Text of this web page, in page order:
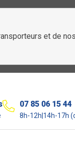
et de
07 85 06 15 44
8h-12h|14h-17h